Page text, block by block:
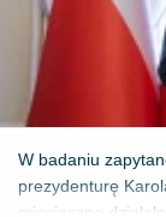
W badaniu
prezydenturę
miesięczną